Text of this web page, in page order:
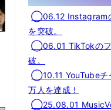
◯06.12 Instagram
を突破。
◯06.01 TikTokのフ
破。
◯10.11 YouTubeチ
万人を達成！
◯25.08.01